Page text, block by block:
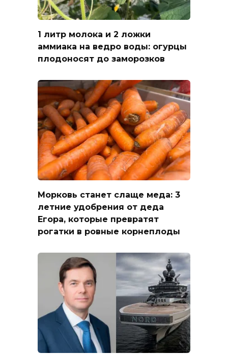
1 литр молока и 2 ложки
аммиака на ведро воды: огурцы
плодоносят до заморозков
Морковь станет слаще меда: 3
летние удобрения от деда
Егора, которые превратят
рогатки в ровные корнеплоды